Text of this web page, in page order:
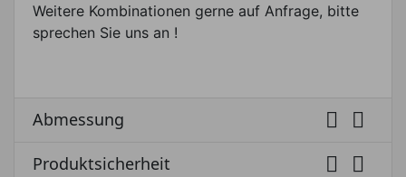
Weitere Kombinationen gerne auf Anfrage, bitte
sprechen Sie uns an !
Abmessung  
Produktsicherheit  